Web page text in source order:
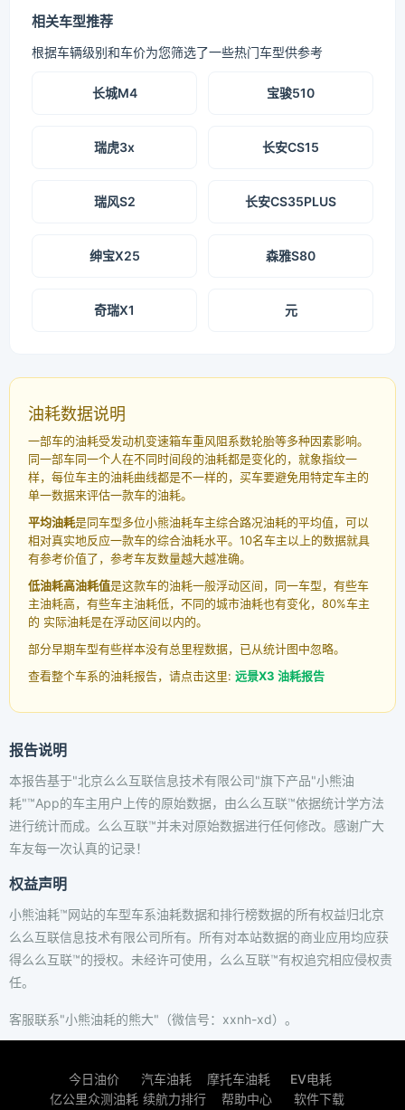
相关车型推荐
根据车辆级别和车价为您筛选了一些热门车型供参考
长城M4 宝骏510
瑞虎3x 长安CS15
瑞风S2 长安CS35PLUS
绅宝X25 森雅S80
奇瑞X1 元
油耗数据说明
一部车的油耗受发动机变速箱车重风阻系数轮胎等多种因素影响。
同一部车同一个人在不同时间段的油耗都是变化的，就象指纹一
样，每位车主的油耗曲线都是不一样的，买车要避免用特定车主的
单一数据来评估一款车的油耗。
平均油耗是同车型多位小熊油耗车主综合路况油耗的平均值，可以
相对真实地反应一款车的综合油耗水平。10名车主以上的数据就具
有参考价值了，参考车友数量越大越准确。
低油耗高油耗值是这款车的油耗一般浮动区间，同一车型，有些车
主油耗高，有些车主油耗低，不同的城市油耗也有变化，80%车主
的 实际油耗是在浮动区间以内的。
部分早期车型有些样本没有总里程数据，已从统计图中忽略。
查看整个车系的油耗报告，请点击这里: 远景X3 油耗报告
报告说明
本报告基于"北京么么互联信息技术有限公司"旗下产品"小熊油
耗"™App的车主用户上传的原始数据，由么么互联™依据统计学方法
进行统计而成。么么互联™并未对原始数据进行任何修改。感谢广大
车友每一次认真的记录！
权益声明
小熊油耗™网站的车型车系油耗数据和排行榜数据的所有权益归北京
么么互联信息技术有限公司所有。所有对本站数据的商业应用均应获
得么么互联™的授权。未经许可使用，么么互联™有权追究相应侵权责
任。
客服联系"小熊油耗的熊大"（微信号：xxnh-xd）。
今日油价 汽车油耗 摩托车油耗
EV电耗
亿公里众测油耗 续航力排行 帮助中心 软件下载